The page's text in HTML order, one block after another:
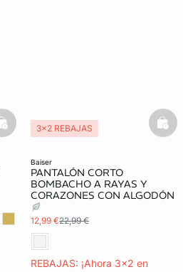
basketfull
baiser
PANTALÓN CORTO
BOMBACHO A RAYAS Y
CORAZONES CON ALGODÓN
12,99 €22,99 €
REBAJAS: ¡Ahora 3x2 en
3x2 REBAJAS